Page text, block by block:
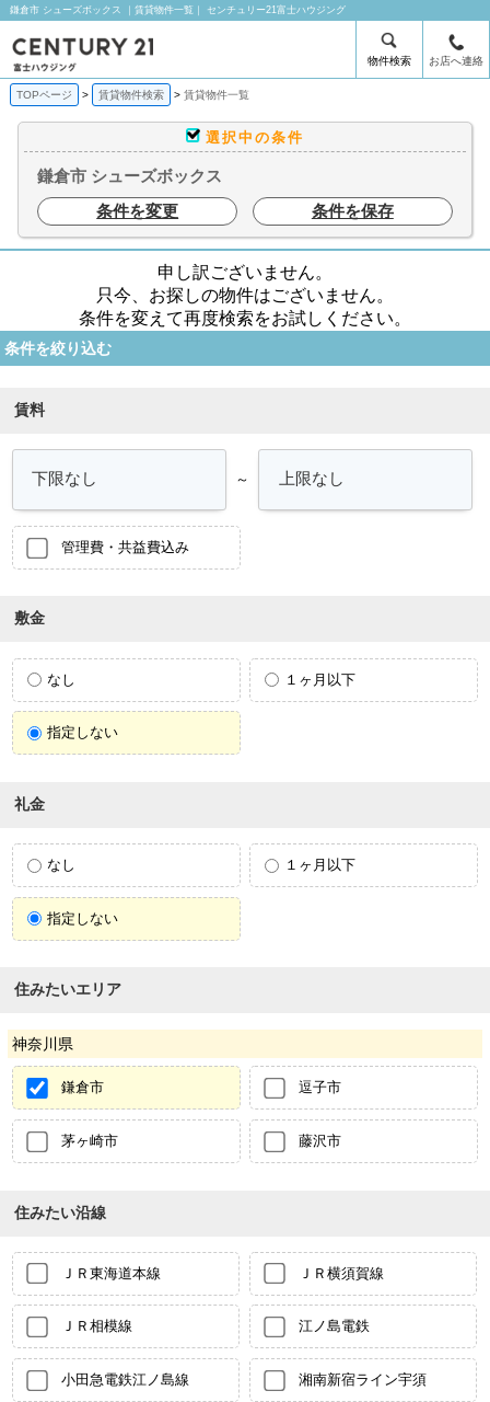
鎌倉市 シューズボックス ｜賃貸物件一覧｜ センチュリー21富士ハウジング
物件検索 お店へ連絡
TOPページ 賃貸物件検索 賃貸物件一覧
選択中の条件
鎌倉市 シューズボックス
条件を変更
条件を保存
申し訳ございません。
只今、お探しの物件はございません。
条件を変えて再度検索をお試しください。
条件を絞り込む
賃料
～
管理費・共益費込み
敷金
なし １ヶ月以下
指定しない
礼金
なし １ヶ月以下
指定しない
住みたいエリア
神奈川県
鎌倉市 逗子市
茅ヶ崎市 藤沢市
住みたい沿線
ＪＲ東海道本線 ＪＲ横須賀線
ＪＲ相模線 江ノ島電鉄
小田急電鉄江ノ島線 湘南新宿ライン宇須